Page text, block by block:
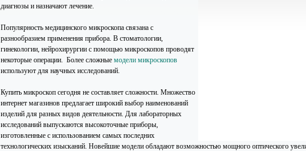
диагнозы и назначают лечение.
Популярность медицинского микроскопа связана с
разнообразием применения прибора. В стоматологии,
гинекологии, нейрохирургии с помощью микроскопов проводят
некоторые операции. Более сложные модели микроскопов
используют для научных исследований.
Купить микроскоп сегодня не составляет сложности. Множество
интернет магазинов предлагает широкий выбор наименований
изделий для разных видов деятельности. Для лабораторных
исследований выпускаются высокоточные приборы,
изготовленные с использованием самых последних
технологических изысканий. Новейшие модели обладают возможностью мощного оптического